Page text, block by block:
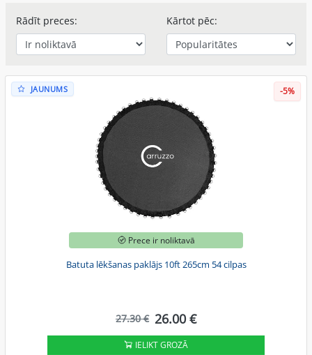
Rādīt preces: Kārtot pēc:
JAUNUMS -5%
Prece ir noliktavā
Batuta lēkšanas paklājs 10ft 265cm 54 cilpas
27.30 € 26.00 €
IELIKT GROZĀ